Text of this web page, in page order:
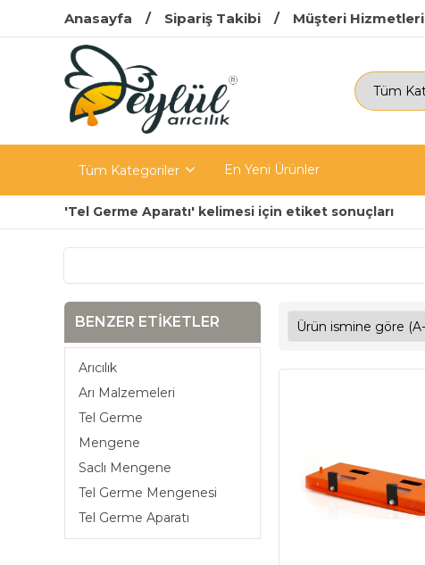
Anasayfa Sipariş Takibi Müşteri Hizmetleri
Tüm Kategoriler En Yeni Ürünler
'Tel Germe Aparatı' kelimesi için etiket sonuçları
BENZER ETIKETLER
Arıcılık
Arı Malzemeleri
Tel Germe
Mengene
Saclı Mengene
Tel Germe Mengenesi
Tel Germe Aparatı